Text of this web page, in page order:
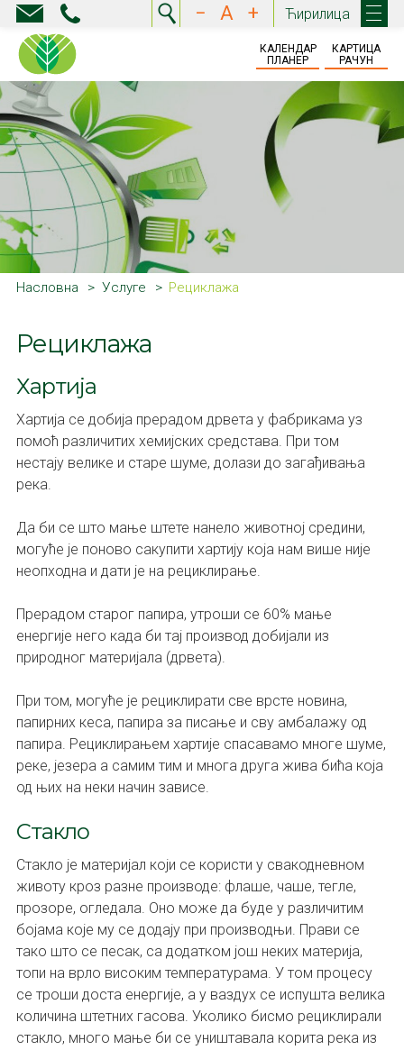
− A + Ћирилица
КАЛЕНДАР
ПЛАНЕР
КАРТИЦА
РАЧУН
Насловна Услуге Рециклажа
Рециклажа
Хартија
Хартија се добија прерадом дрвета у фабрикама уз
помоћ различитих хемијских средстава. При том
нестају велике и старе шуме, долази до загађивања
река.
Да би се што мање штете нанело животној средини,
могуће је поново сакупити хартију која нам више није
неопходна и дати је на рециклирање.
Прерадом старог папира, утроши се 60% мање
енергије него када би тај производ добијали из
природног материјала (дрвета).
При том, могуће је рециклирати све врсте новина,
папирних кеса, папира за писање и сву амбалажу од
папира. Рециклирањем хартије спасавамо многе шуме,
реке, језера а самим тим и многа друга жива бића која
од њих на неки начин зависе.
Стакло
Стакло је материјал који се користи у свакодневном
животу кроз разне производе: флаше, чаше, тегле,
прозоре, огледала. Оно може да буде у различитим
бојама које му се додају при производњи. Прави се
тако што се песак, са додатком још неких материја,
топи на врло високим температурама. У том процесу
се троши доста енергије, а у ваздух се испушта велика
количина штетних гасова. Уколико бисмо рециклирали
стакло, много мање би се уништавала корита река из